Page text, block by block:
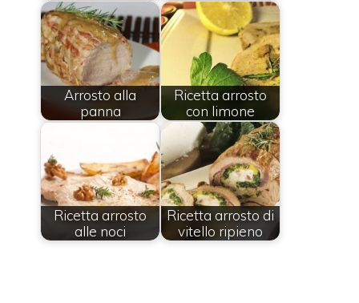
Arrosto alla
panna
Ricetta arrosto
con limone
Ricetta arrosto
alle noci
Ricetta arrosto di
vitello ripieno